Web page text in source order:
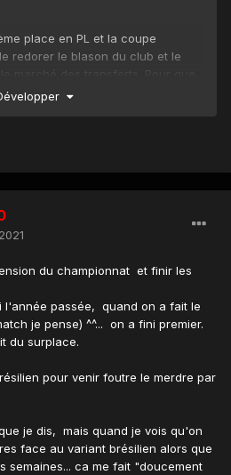
place en PL et la coupe
redorer le blason du club et le
marché des transferts. Pour que
de nouveau rivaliser avec les
ces dernières années.
cette saison de gagner en
beaucoup de club sont en
très bons coups à faire cet
aux jeunes pépites de le rejoindre
de PL et les 3 matchs d'Europa
est la seule option !
du championnat et finir les
l'année passée, quand on a fait le
je pense) ^^... on a fini premier.
du surplace.
pour venir foutre le merdre par
je dis, mais quand je vois qu'on
face au variant brésilien alors que
semaines... ca me fait "doucement